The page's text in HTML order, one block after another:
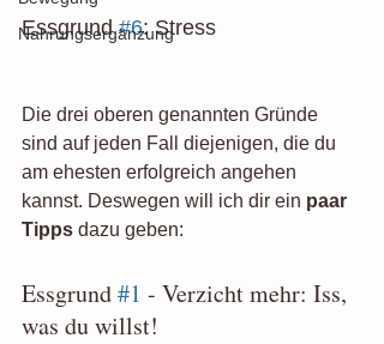
Nahrungsergänzung
Essgrund #6: Stress
Die drei oberen genannten Gründe
sind auf jeden Fall diejenigen, die du
am ehesten erfolgreich angehen
kannst. Deswegen will ich dir ein paar
Tipps dazu geben:
Essgrund #1 - Verzicht mehr: Iss,
was du willst!